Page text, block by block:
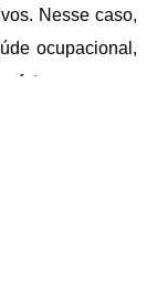
Nesse caso,
ocupacional,
como: